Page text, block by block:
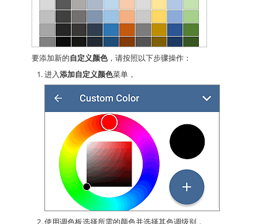
要添加新的自定义颜色，请按照以下步骤操作：
进入添加自定义颜色菜单，
使用调色板选择所需的颜色并选择其色调级别，